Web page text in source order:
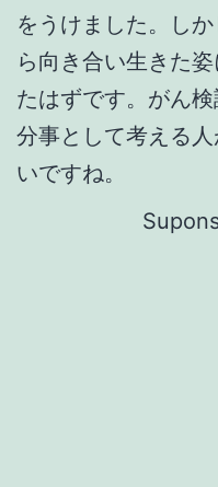
をうけました。し
ら向き合い生きた
たはずです。がん
分事として考える
いですね。